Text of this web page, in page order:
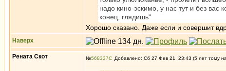
надо кино-эскимо, у нас тут и без
конец, глядишь"
Хорошо сказано. Даже если и совершит
Наверх
Рената Скот №568337 Добавлено: Сб 27 Фев 21, 23:43 (5 лет тому